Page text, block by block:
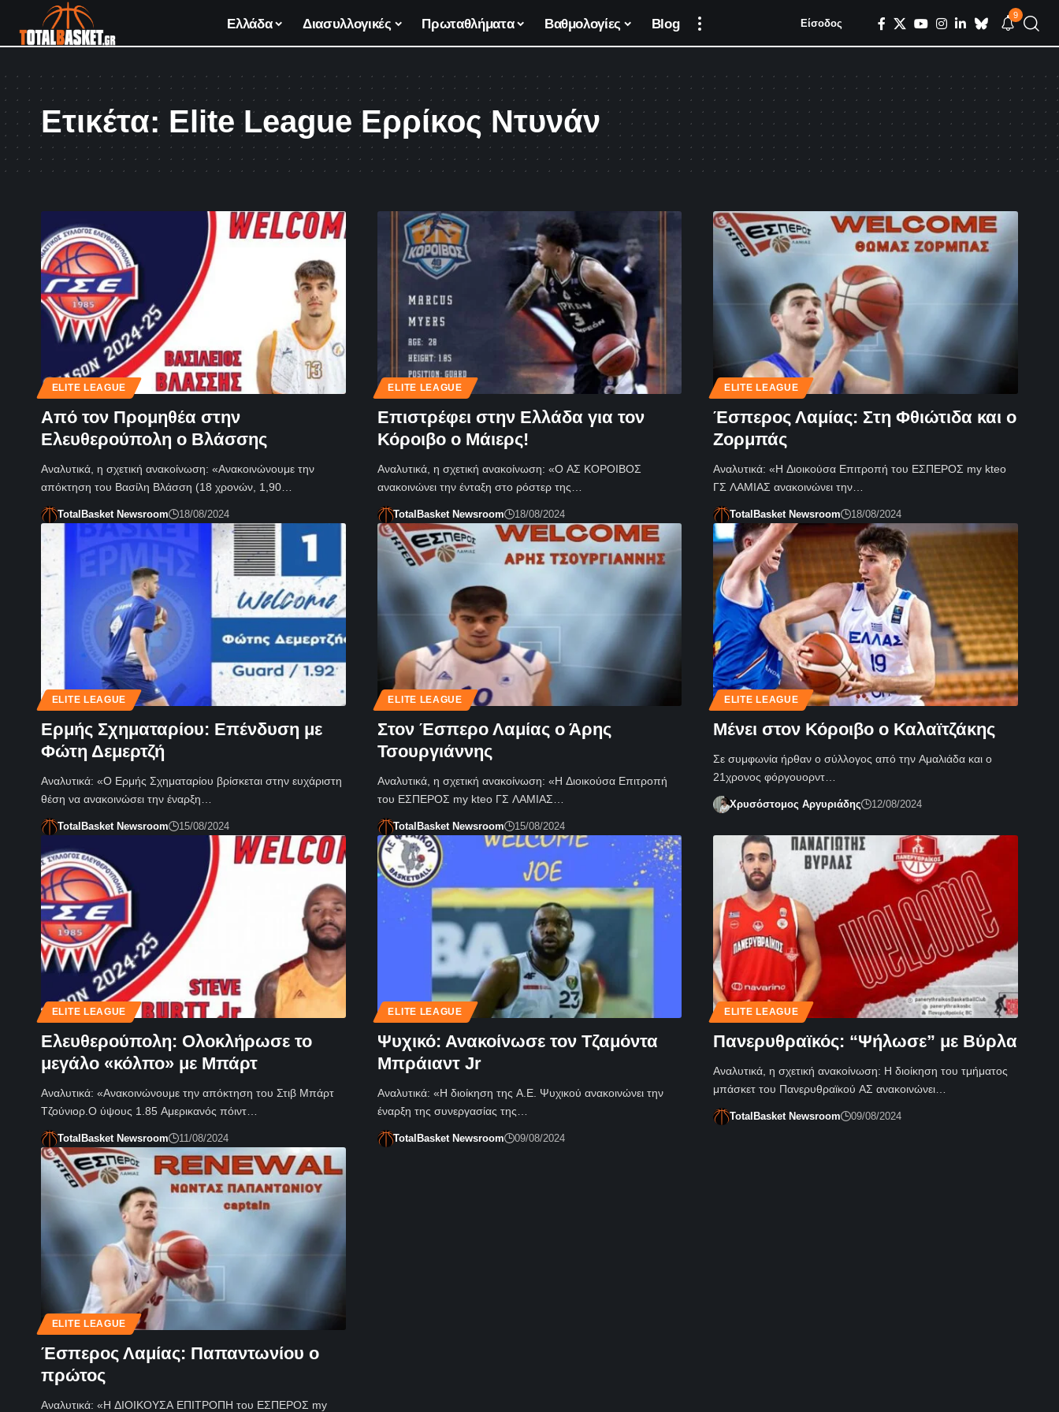
Ελλάδα Διασυλλογικές Πρωταθλήματα Βαθμολογίες Blog Είσοδος
9
Ετικέτα: Elite League Ερρίκος Ντυνάν
ELITE LEAGUE
Από τον Προμηθέα στην
Ελευθερούπολη ο Βλάσσης
Αναλυτικά, η σχετική ανακοίνωση: «Ανακοινώνουμε την
απόκτηση του Βασίλη Βλάσση (18 χρονών, 1,90…
TotalBasket Newsroom 18/08/2024
ELITE LEAGUE
Επιστρέφει στην Ελλάδα για τον
Κόροιβο ο Μάιερς!
Αναλυτικά, η σχετική ανακοίνωση: «Ο ΑΣ ΚΟΡΟΙΒΟΣ
ανακοινώνει την ένταξη στο ρόστερ της…
TotalBasket Newsroom 18/08/2024
ELITE LEAGUE
Έσπερος Λαμίας: Στη Φθιώτιδα και ο
Ζορμπάς
Αναλυτικά: «Η Διοικούσα Επιτροπή του ΕΣΠΕΡΟΣ my kteo
ΓΣ ΛΑΜΙΑΣ ανακοινώνει την…
TotalBasket Newsroom 18/08/2024
ELITE LEAGUE
Ερμής Σχηματαρίου: Επένδυση με
Φώτη Δεμερτζή
Αναλυτικά: «Ο Ερμής Σχηματαρίου βρίσκεται στην ευχάριστη
θέση να ανακοινώσει την έναρξη…
TotalBasket Newsroom 15/08/2024
ELITE LEAGUE
Στον Έσπερο Λαμίας ο Άρης
Τσουργιάννης
Αναλυτικά, η σχετική ανακοίνωση: «Η Διοικούσα Επιτροπή
του ΕΣΠΕΡΟΣ my kteo ΓΣ ΛΑΜΙΑΣ…
TotalBasket Newsroom 15/08/2024
ELITE LEAGUE
Μένει στον Κόροιβο ο Καλαϊτζάκης
Σε συμφωνία ήρθαν ο σύλλογος από την Αμαλιάδα και ο
21χρονος φόργουορντ…
Χρυσόστομος Αργυριάδης 12/08/2024
ELITE LEAGUE
Ελευθερούπολη: Ολοκλήρωσε το
μεγάλο «κόλπο» με Μπάρτ
Αναλυτικά: «Ανακοινώνουμε την απόκτηση του Στιβ Μπάρτ
Τζούνιορ.Ο ύψους 1.85 Αμερικανός πόιντ…
TotalBasket Newsroom 11/08/2024
ELITE LEAGUE
Ψυχικό: Ανακοίνωσε τον Τζαμόντα
Μπράιαντ Jr
Αναλυτικά: «Η διοίκηση της Α.Ε. Ψυχικού ανακοινώνει την
έναρξη της συνεργασίας της…
TotalBasket Newsroom 09/08/2024
ELITE LEAGUE
Πανερυθραϊκός: “Ψήλωσε” με Βύρλα
Αναλυτικά, η σχετική ανακοίνωση: Η διοίκηση του τμήματος
μπάσκετ του Πανερυθραϊκού ΑΣ ανακοινώνει…
TotalBasket Newsroom 09/08/2024
ELITE LEAGUE
Έσπερος Λαμίας: Παπαντωνίου ο
πρώτος
Αναλυτικά: «Η ΔΙΟΙΚΟΥΣΑ ΕΠΙΤΡΟΠΗ του ΕΣΠΕΡΟΣ my